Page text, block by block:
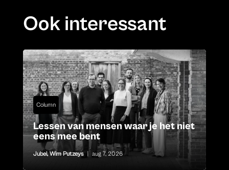
Ook interessant
Column
Lessen van mensen waar je het niet
eens mee bent
Jubel,Wim Putzeys aug 7, 2026